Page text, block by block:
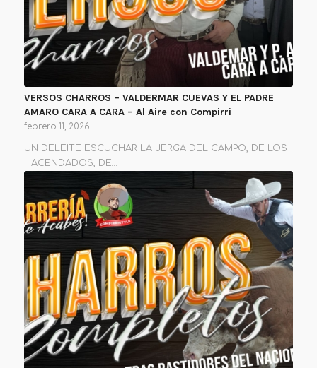
VERSOS CHARROS – VALDERMAR CUEVAS Y EL PADRE
AMARO CARA A CARA – Al Aire con Compirri
febrero 11, 2026
UN DELEITE ESCUCHAR LA JERGA DEL CAMPO, DE LOS
HACENDADOS, DE…